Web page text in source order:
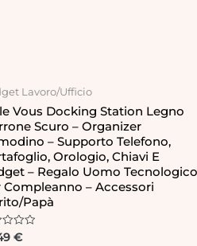
Lavoro/Ufficio
Vous Docking Station Legno
Scuro – Organizer
– Supporto Telefono,
Orologio, Chiavi E
– Regalo Uomo Tecnologico
Compleanno – Accessori
Papà
€